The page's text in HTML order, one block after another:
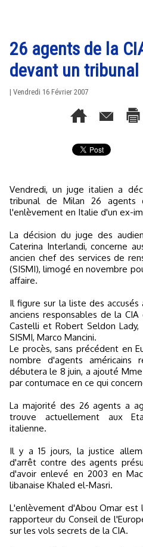
26 agents de la
devant un
| Vendredi 16 Février 2007
Vendredi, un juge italien a décidé de renvoyer devant le
tribunal de Milan 26 agents
l'enlèvement en Italie d'un ex-
La décision du juge des
Caterina Interlandi, concerne
ancien chef des services de
(SISMI), limogé en novembre
affaire.
Il figure sur la liste des
anciens responsables de la
Castelli et Robert Seldon
SISMI, Marco Mancini.
Le procès, sans précédent en
nombre d'agents américains
débutera le 8 juin, a ajouté
par contumace en ce qui
La majorité des 26 agents a
trouve actuellement aux
italienne.
Il y a 15 jours, la justice
d'arrêt contre des agents
d'avoir enlevé en 2003 en
libanaise Khaled el-Masri.
L'enlèvement d'Abou Omar est
rapporteur du Conseil de
sur les vols secrets de la CIA.